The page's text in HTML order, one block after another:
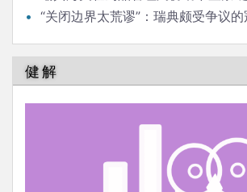
“关闭边界太荒谬”：瑞典颇受争议
健解